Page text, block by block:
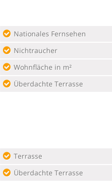
Nationales Fernsehen
Nichtraucher
Wohnfläche in m²
Überdachte Terrasse
Terrasse
Überdachte Terrasse